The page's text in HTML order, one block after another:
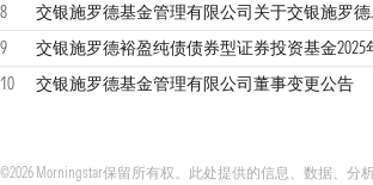
8
交银施罗德基金管
9
10
交银施罗德基金管理有限公司董事变更公告
©2026 Morningstar保留所有权。此处提供的信息、数据、分